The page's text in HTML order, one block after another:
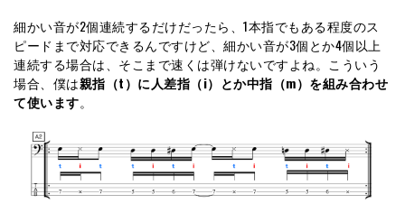
細かい音が2個連続するだけだったら、1本指でもある程度のス
ピードまで対応できるんですけど、細かい音が3個とか4個以上
連続する場合は、そこまで速くは弾けないですよね。こういう
場合、僕は親指（t）に人差指（i）とか中指（m）を組み合わせ
て使います。